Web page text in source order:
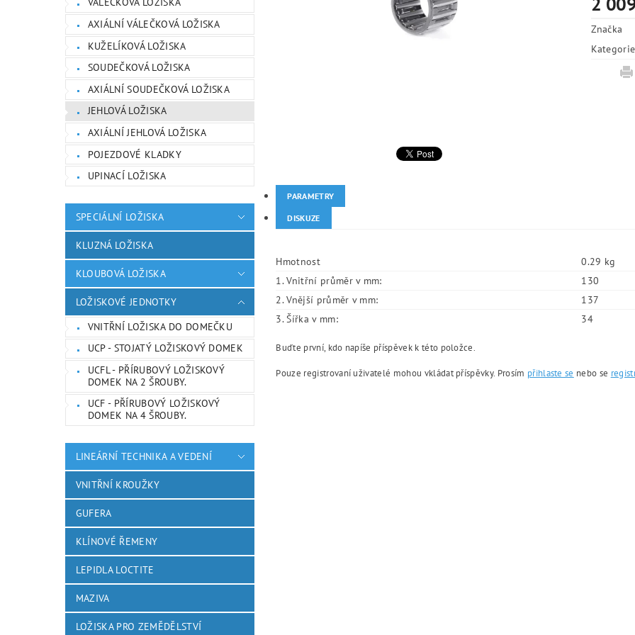
AXIÁLNÍ VÁLEČKOVÁ LOŽISKA
KUŽELÍKOVÁ LOŽISKA
SOUDEČKOVÁ LOŽISKA
AXIÁLNÍ SOUDEČKOVÁ LOŽISKA
JEHLOVÁ LOŽISKA
AXIÁLNÍ JEHLOVÁ LOŽISKA
POJEZDOVÉ KLADKY
UPINACÍ LOŽISKA
SPECIÁLNÍ LOŽISKA
KLUZNÁ LOŽISKA
KLOUBOVÁ LOŽISKA
LOŽISKOVÉ JEDNOTKY
VNITŘNÍ LOŽISKA DO DOMEČKU
UCP - STOJATÝ LOŽISKOVÝ DOMEK
UCFL - PŘÍRUBOVÝ LOŽISKOVÝ
DOMEK NA 2 ŠROUBY.
UCF - PŘÍRUBOVÝ LOŽISKOVÝ
DOMEK NA 4 ŠROUBY.
LINEÁRNÍ TECHNIKA A VEDENÍ
VNITŘNÍ KROUŽKY
GUFERA
KLÍNOVÉ ŘEMENY
LEPIDLA LOCTITE
MAZIVA
LOŽISKA PRO ZEMĚDĚLSTVÍ
Značka
Kategorie
PARAMETRY
DISKUZE
Hmotnost
0.29 kg
1. Vnitřní průměr v mm:
130
2. Vnější průměr v mm:
137
3. Šířka v mm:
34
Buďte první, kdo napíše příspěvek k této položce.
Pouze registrovaní uživatelé mohou vkládat příspěvky. Prosím přihlaste se nebo se